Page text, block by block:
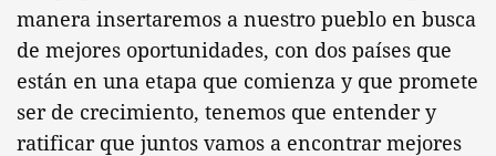
manera insertaremos a nuestro pueblo en busca
de mejores oportunidades, con dos países que
están en una etapa que comienza y que promete
ser de crecimiento, tenemos que entender y
ratificar que juntos vamos a encontrar mejores